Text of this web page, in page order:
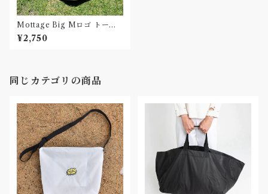
Mottage Big Mロゴ トート
バッグ プリント キャンバス
¥2,750
同じカテゴリの商品